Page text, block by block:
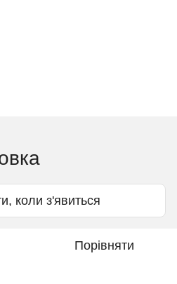
коли з'явиться
Порівняти